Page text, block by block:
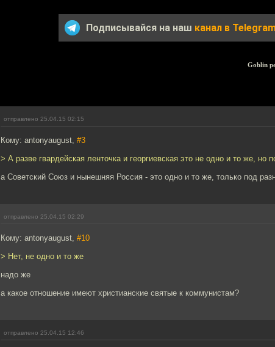
Подписывайся на наш канал в
Goblin
отправлено 25.04.15 02:15
Кому: antonyaugust, #3
> А разве гвардейская ленточка и георгиевская это не одно и то же, но
а Советский Союз и нынешняя Россия - это одно и то же, только под
отправлено 25.04.15 02:29
Кому: antonyaugust, #10
> Нет, не одно и то же
надо же
а какое отношение имеют христианские святые к коммунистам?
отправлено 25.04.15 12:46